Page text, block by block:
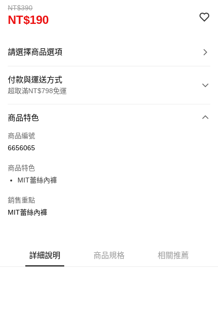
NT$390
NT$190
請選擇商品選項
付款與運送方式
超取滿NT$798免運
信用卡一次付款
超商取貨付款
Apple Pay
街口支付
悠遊付
貨到付款
商品特色
商品編號
6656065
商品特色
MIT蕾絲內褲
銷售重點
MIT蕾絲內褲
詳細說明 商品規格 相關推薦